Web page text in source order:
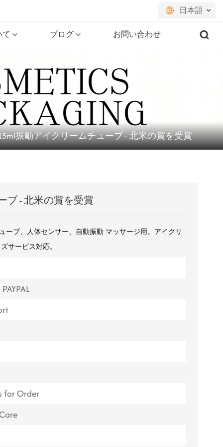
日本語
русский
español
português
ไทย
ブログ お問い合わせ
振動アイクリームチューブ - 北米の賞を受賞
ブ - 北米の賞を受賞
ーブ、人体センサー、自動振動 マッサージ用。アイクリ
サービス対応。
for Order